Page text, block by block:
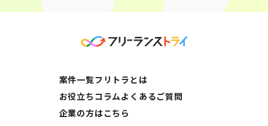
案件一覧フリトラとは
お役立ちコラムよくあるご質問
企業の方はこちら